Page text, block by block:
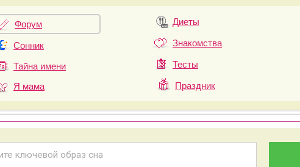
Форум
Сонник
Тайна имени
Я мама
Диеты
Знакомства
Тесты
Праздник